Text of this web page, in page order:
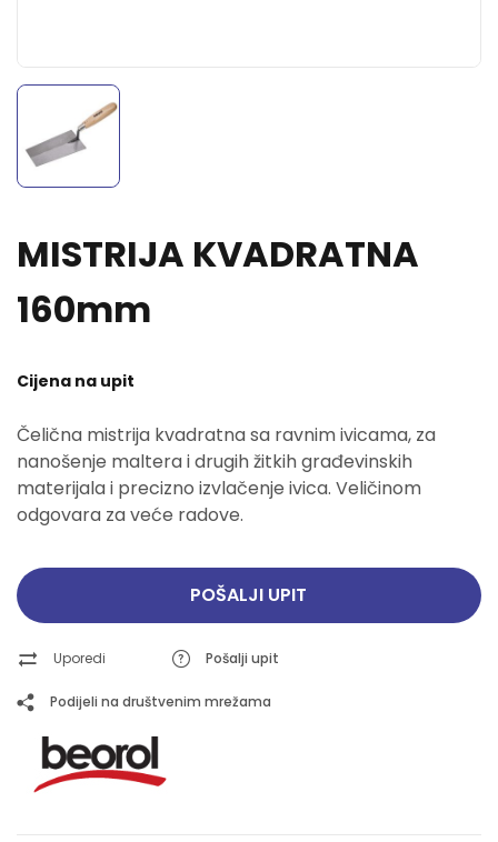
MISTRIJA KVADRATNA
160mm
Cijena na upit
Čelična mistrija kvadratna sa ravnim ivicama, za
nanošenje maltera i drugih žitkih građevinskih
materijala i precizno izvlačenje ivica. Veličinom
odgovara za veće radove.
POŠALJI UPIT
Uporedi Pošalji upit
Podijeli na društvenim mrežama